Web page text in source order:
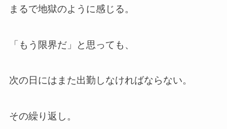
まるで地獄のように感じる。
「もう限界だ」と思っても、
次の日にはまた出勤しなければならない。
その繰り返し。